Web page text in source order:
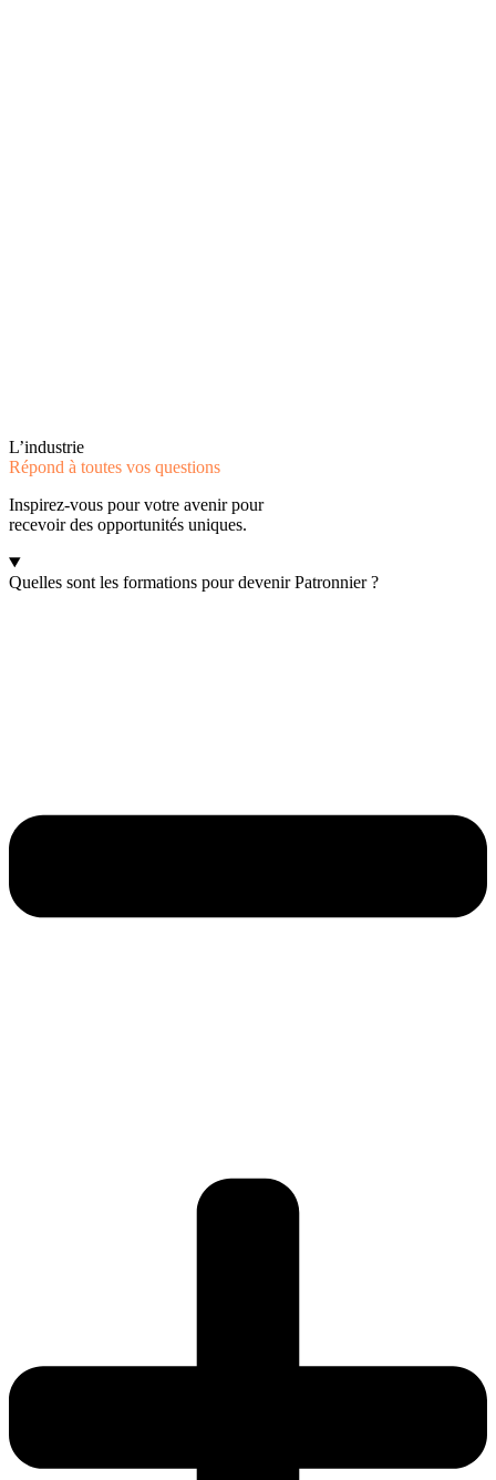
L’industrie
Répond à toutes vos questions
Inspirez-vous pour votre avenir pour
recevoir des opportunités uniques.
Quelles sont les formations pour devenir Patronnier ?